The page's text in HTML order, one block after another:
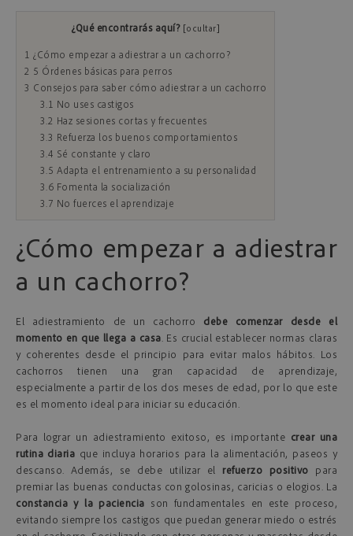
¿Qué encontrarás aquí? [ocultar]
1 ¿Cómo empezar a adiestrar a un cachorro?
2 5 Órdenes básicas para perros
3 Consejos para saber cómo adiestrar a un cachorro
3.1 No uses castigos
3.2 Haz sesiones cortas y frecuentes
3.3 Refuerza los buenos comportamientos
3.4 Sé constante y claro
3.5 Adapta el entrenamiento a su personalidad
3.6 Fomenta la socialización
3.7 No fuerces el aprendizaje
¿Cómo empezar a adiestrar
a un cachorro?
El adiestramiento de un cachorro debe comenzar desde el
momento en que llega a casa . Es crucial establecer normas claras
y coherentes desde el principio para evitar malos hábitos. Los
cachorros tienen una gran capacidad de aprendizaje,
especialmente a partir de los dos meses de edad, por lo que este
es el momento ideal para iniciar su educación.
Para lograr un adiestramiento exitoso, es importante crear una
rutina diaria que incluya horarios para la alimentación, paseos y
descanso. Además, se debe utilizar el refuerzo positivo para
premiar las buenas conductas con golosinas, caricias o elogios. La
constancia y la paciencia son fundamentales en este proceso,
evitando siempre los castigos que puedan generar miedo o estrés